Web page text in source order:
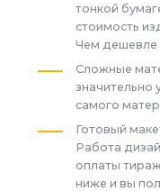
тонкой
стоимость
Чем дешевле
Сложные
значительно
самого
Готовый
Работа
оплаты
ниже и вы